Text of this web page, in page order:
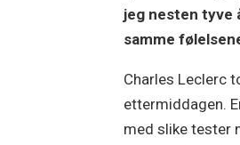
jeg nesten tyve
samme
Charles Leclerc
ettermiddagen.
med slike tester